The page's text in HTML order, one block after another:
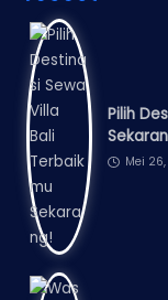
Pilih
Mei